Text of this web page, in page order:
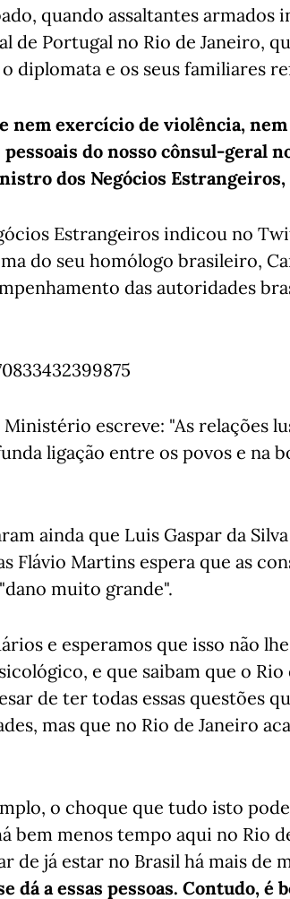
quando assaltantes armados
de Portugal no Rio de Janeiro,
diplomata e os seus familiares
nem exercício de violência,
do nosso cônsul-geral
dos Negócios Estrangeiros,
Estrangeiros indicou no
do seu homólogo brasileiro,
das autoridades
escreve: "As relações
ligação entre os povos e na
ainda que Luis Gaspar da
Flávio Martins espera que as
muito grande".
e esperamos que isso não
e que saibam que o Rio
de ter todas essas questões
mas que no Rio de Janeiro
o choque que tudo isto
bem menos tempo aqui no Rio
de já estar no Brasil há mais de
dá a essas pessoas. Contudo, é